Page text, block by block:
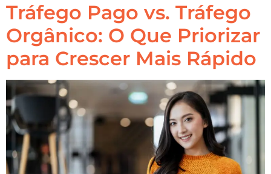
Tráfego Pago vs. Tráfego
Orgânico: O Que Priorizar
para Crescer Mais Rápido